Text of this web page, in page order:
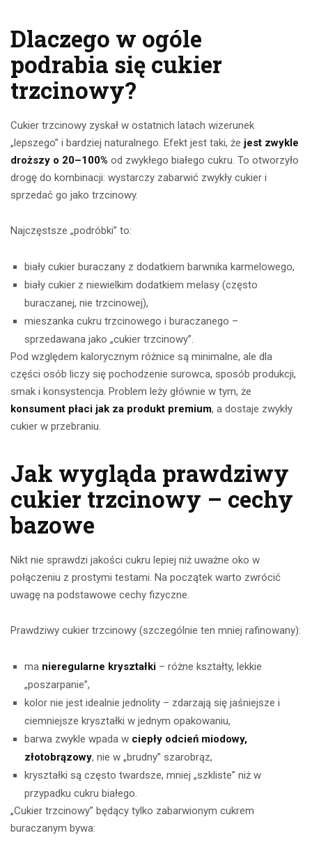
Dlaczego w ogóle
podrabia się cukier
trzcinowy?
Cukier trzcinowy zyskał w ostatnich latach wizerunek
„lepszego” i bardziej naturalnego. Efekt jest taki, że jest zwykle
droższy o 20–100% od zwykłego białego cukru. To otworzyło
drogę do kombinacji: wystarczy zabarwić zwykły cukier i
sprzedać go jako trzcinowy.
Najczęstsze „podróbki” to:
biały cukier buraczany z dodatkiem barwnika karmelowego,
biały cukier z niewielkim dodatkiem melasy (często
buraczanej, nie trzcinowej),
mieszanka cukru trzcinowego i buraczanego –
sprzedawana jako „cukier trzcinowy”.
Pod względem kalorycznym różnice są minimalne, ale dla
części osób liczy się pochodzenie surowca, sposób produkcji,
smak i konsystencja. Problem leży głównie w tym, że
konsument płaci jak za produkt premium, a dostaje zwykły
cukier w przebraniu.
Jak wygląda prawdziwy
cukier trzcinowy – cechy
bazowe
Nikt nie sprawdzi jakości cukru lepiej niż uważne oko w
połączeniu z prostymi testami. Na początek warto zwrócić
uwagę na podstawowe cechy fizyczne.
Prawdziwy cukier trzcinowy (szczególnie ten mniej rafinowany):
ma nieregularne kryształki – różne kształty, lekkie
„poszarpanie”,
kolor nie jest idealnie jednolity – zdarzają się jaśniejsze i
ciemniejsze kryształki w jednym opakowaniu,
barwa zwykle wpada w ciepły odcień miodowy,
złotobrązowy, nie w „brudny” szarobrąz,
kryształki są często twardsze, mniej „szkliste” niż w
przypadku cukru białego.
„Cukier trzcinowy” będący tylko zabarwionym cukrem
buraczanym bywa: